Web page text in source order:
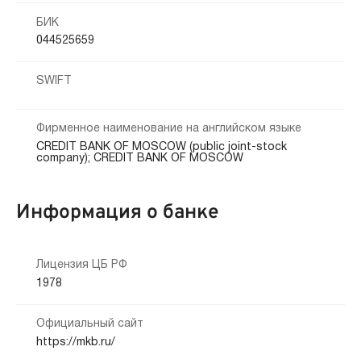
БИК
044525659
SWIFT
Фирменное наименование на английском языке
CREDIT BANK OF MOSCOW (public joint-stock
company); CREDIT BANK OF MOSCOW
Информация о банке
Лицензия ЦБ РФ
1978
Официальный сайт
https://mkb.ru/